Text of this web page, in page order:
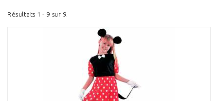
Résultats 1 - 9 sur 9.